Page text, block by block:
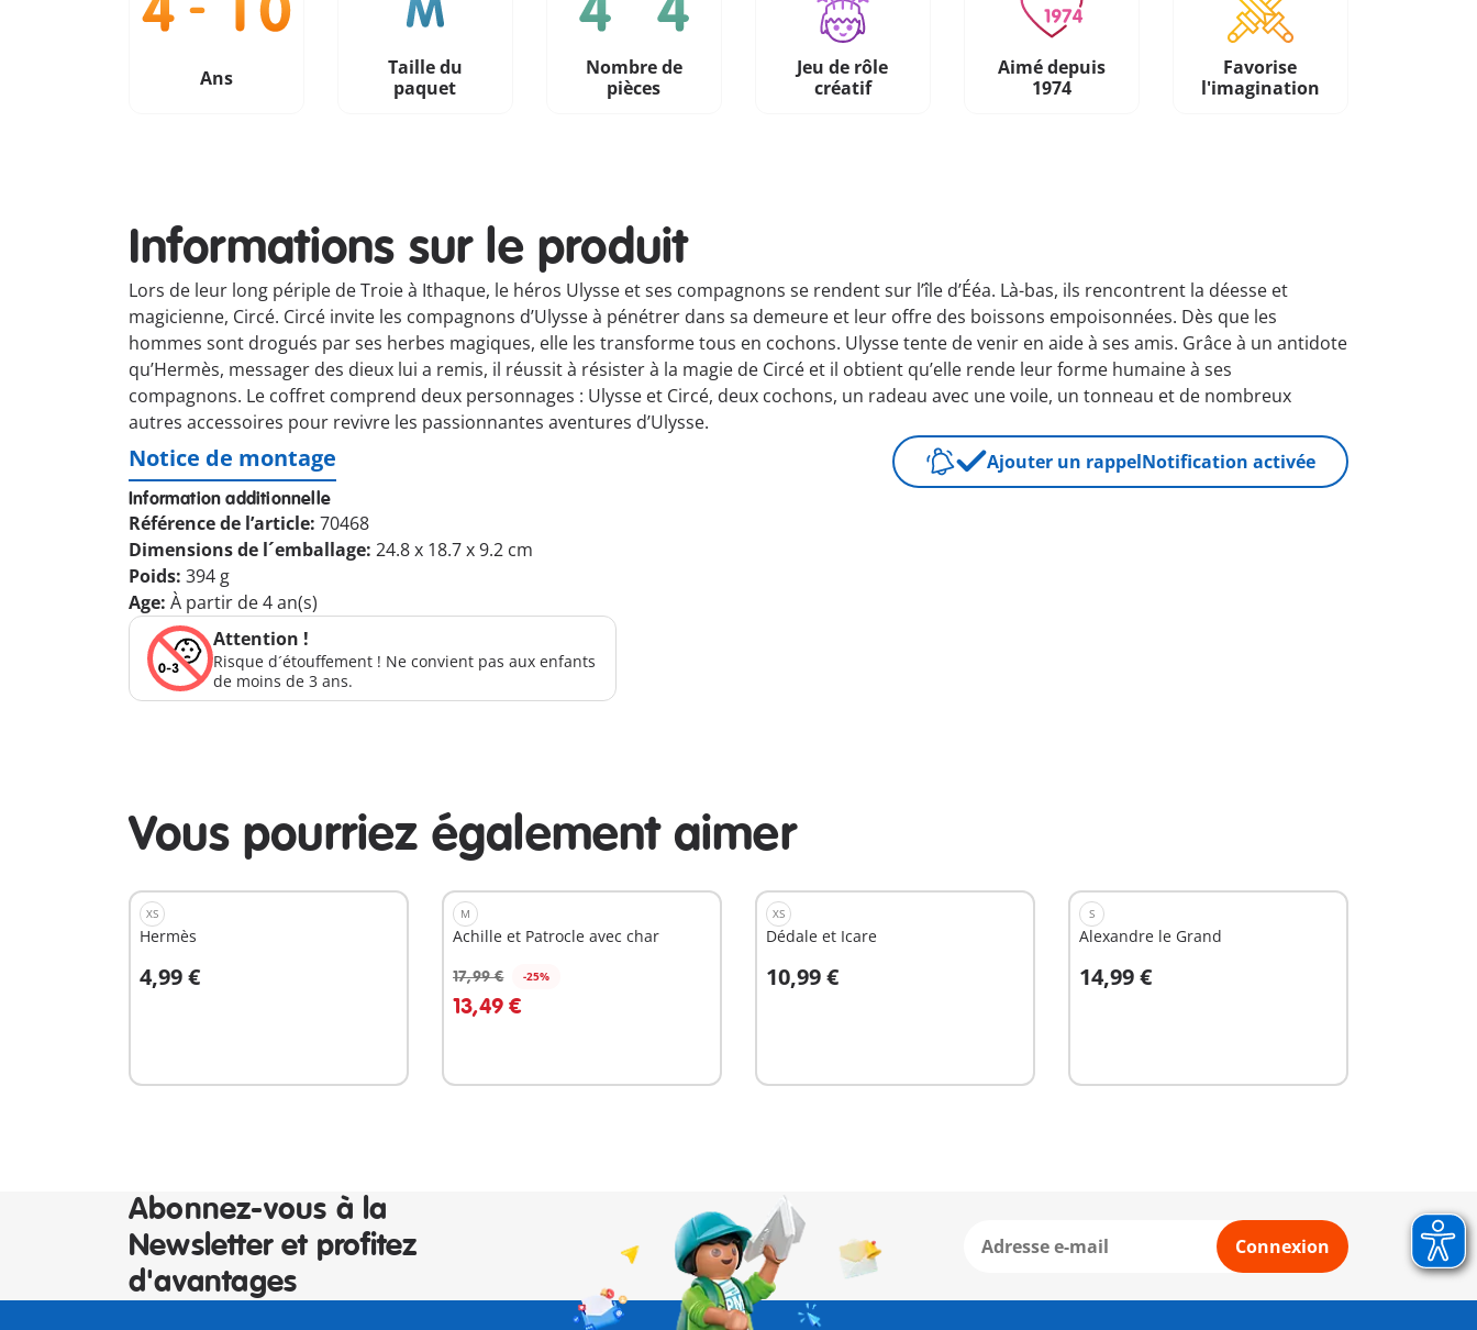
Ans
Taille du
paquet
Nombre de
pièces
Jeu de rôle
créatif
Aimé depuis
1974
Favorise
l'imagination
Informations sur le produit
Lors de leur long périple de Troie à Ithaque, le héros Ulysse et ses compagnons se rendent sur l’île d’Ééa. Là-bas, ils rencontrent la déesse et
magicienne, Circé. Circé invite les compagnons d’Ulysse à pénétrer dans sa demeure et leur offre des boissons empoisonnées. Dès que les
hommes sont drogués par ses herbes magiques, elle les transforme tous en cochons. Ulysse tente de venir en aide à ses amis. Grâce à un antidote
qu’Hermès, messager des dieux lui a remis, il réussit à résister à la magie de Circé et il obtient qu’elle rende leur forme humaine à ses
compagnons. Le coffret comprend deux personnages : Ulysse et Circé, deux cochons, un radeau avec une voile, un tonneau et de nombreux
autres accessoires pour revivre les passionnantes aventures d’Ulysse.
Ajouter un rappelNotification activée
Notice de montage
Information additionnelle
Référence de l’article: 70468
Dimensions de l´emballage: 24.8 x 18.7 x 9.2 cm
Poids: 394 g
Age: À partir de 4 an(s)
Attention !
Risque d´étouffement ! Ne convient pas aux enfants
de moins de 3 ans.
Vous pourriez également aimer
XS
Hermès
4,99 €
Au panier
M
Achille et Patrocle avec char
17,99 € -25%
13,49 €
XS
Dédale et Icare
10,99 €
Au panier
S
Alexandre le Grand
14,99 €
Au panier
Abonnez-vous à la
Newsletter et profitez
d'avantages
Connexion